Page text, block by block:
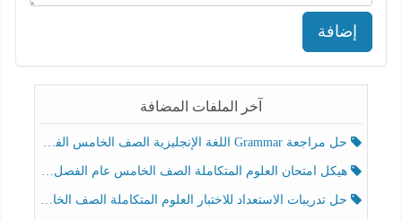
إضافة
آخر الملفات المضافة
حل مراجعة Grammar اللغة الإنجليزية الصف الخامس الفصل الثالث
هيكل امتحان العلوم المتكاملة الصف الخامس عام الفصل الدراسي الثالث 2025-2026
حل تدريبات الاستعداد للاختبار العلوم المتكاملة الصف الخامس عام الفصل الثالث